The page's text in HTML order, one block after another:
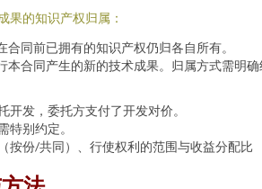
果的知识产权归属：
合同前已拥有的知识产权仍归各自所有。
本合同产生的新的技术成果。归属方式需明确
开发，委托方支付了开发对价。
特别约定。
按份/共同）、行使权利的范围与收益分配比